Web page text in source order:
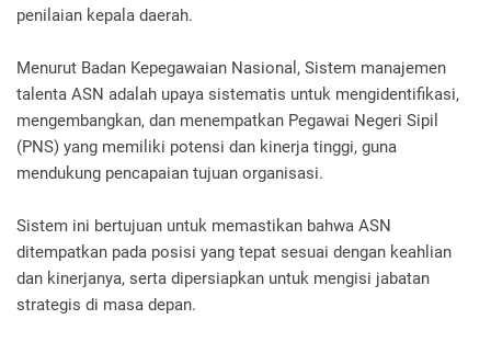
penilaian kepala daerah.
Menurut Badan Kepegawaian Nasional, Sistem manajemen
talenta ASN adalah upaya sistematis untuk mengidentifikasi,
mengembangkan, dan menempatkan Pegawai Negeri Sipil
(PNS) yang memiliki potensi dan kinerja tinggi, guna
mendukung pencapaian tujuan organisasi.
Sistem ini bertujuan untuk memastikan bahwa ASN
ditempatkan pada posisi yang tepat sesuai dengan keahlian
dan kinerjanya, serta dipersiapkan untuk mengisi jabatan
strategis di masa depan.